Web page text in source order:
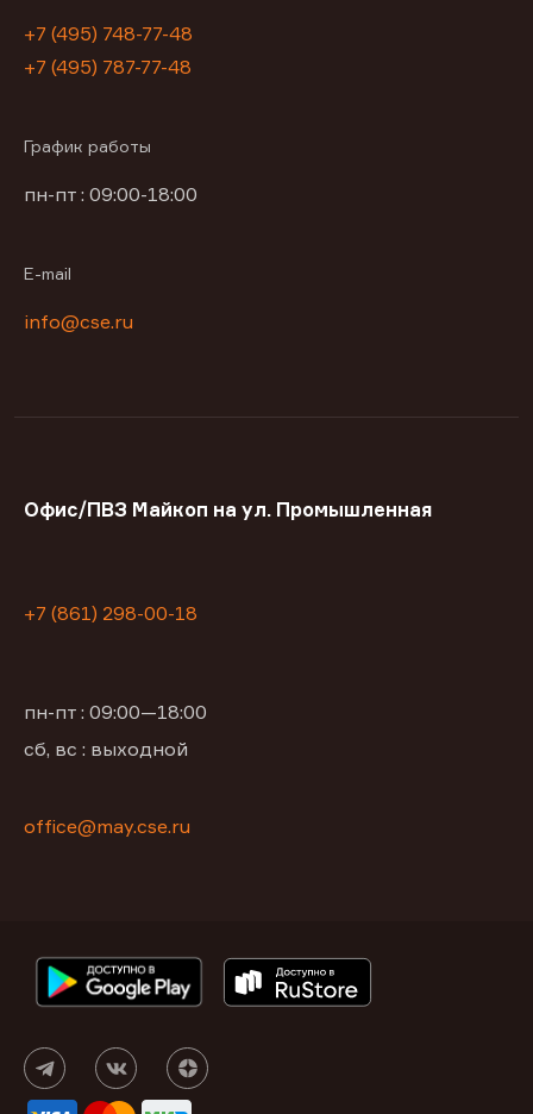
+7 (495) 748-77-48
+7 (495) 787-77-48
График работы
пн-пт : 09:00-18:00
E-mail
info@cse.ru
Офис/ПВЗ Майкоп на ул. Промышленная
+7 (861) 298-00-18
пн-пт : 09:00—18:00
сб, вс : выходной
office@may.cse.ru